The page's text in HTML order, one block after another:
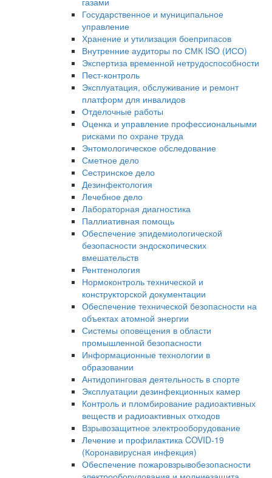
Государственное и муниципальное
управление
Хранение и утилизация боеприпасов
Внутренние аудиторы по СМК ISO (ИСО)
Экспертиза временной нетрудоспособности
Пест-контроль
Эксплуатация, обслуживание и ремонт
платформ для инвалидов
Отделочные работы
Оценка и управление профессиональными
рисками по охране труда
Энтомологическое обследование
Сметное дело
Сестринское дело
Дезинфектология
Лечебное дело
Лабораторная диагностика
Паллиативная помощь
Обеспечение эпидемиологической
безопасности эндоскопических
вмешательств
Рентгенология
Нормоконтроль технической и
конструкторской документации
Обеспечение технической безопасности на
объектах атомной энергии
Системы оповещения в области
промышленной безопасности
Информационные технологии в
образовании
Антидопинговая деятельность в спорте
Эксплуатации дезинфекционных камер
Контроль и пломбирование радиоактивных
веществ и радиоактивных отходов
Взрывозащитное электрооборудование
Лечение и профилактика COVID-19
(Коронавирусная инфекция)
Обеспечение пожаровзрывобезопасности